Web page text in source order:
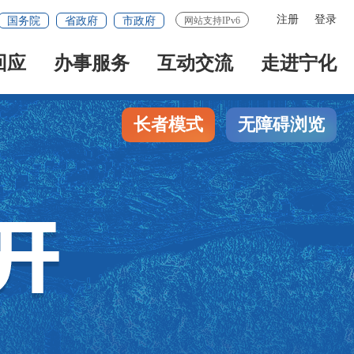
注册 登录
国务院 省政府 市政府 网站支持IPv6
应 办事服务 互动交流 走进宁化
长者模式 无障碍浏览